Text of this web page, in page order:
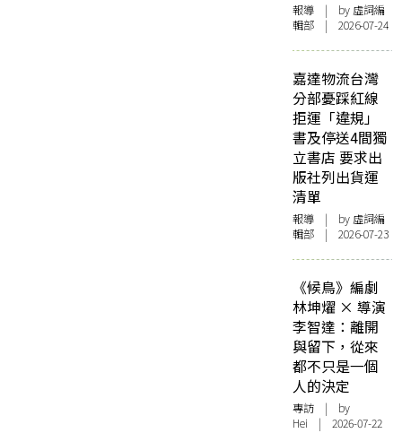
報導 | by 虛詞編
輯部 | 2026-07-24
嘉達物流台灣
分部憂踩紅線
拒運「違規」
書及停送4間獨
立書店 要求出
版社列出貨運
清單
報導 | by 虛詞編
輯部 | 2026-07-23
《候鳥》編劇
林坤燿 × 導演
李智達：離開
與留下，從來
都不只是一個
人的決定
專訪 | by
Hei | 2026-07-22